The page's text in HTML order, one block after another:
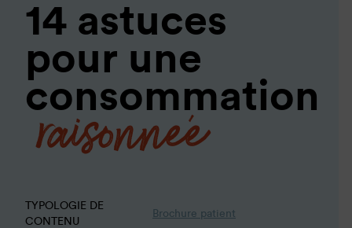
14 astuces
pour une
consommation
raisonnée
TYPOLOGIE DE
CONTENU
Brochure patient